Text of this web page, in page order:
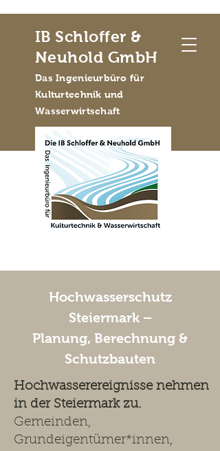
IB Schloffer &
Neuhold GmbH
Das Ingenieurbüro für
Kulturtechnik und
Wasserwirtschaft
Hochwasserschutz
Steiermark –
Planung, Berechnung &
Schutzbauten
Hochwasserereignisse nehmen
in der Steiermark zu.
Gemeinden,
Grundeigentümer*innen,